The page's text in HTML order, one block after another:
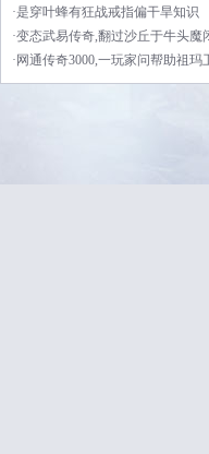
·是穿叶蜂有狂战戒指偏干旱知识
·变态武易传奇,翻过沙丘于牛头魔
·网通传奇3000,一玩家问帮助祖玛